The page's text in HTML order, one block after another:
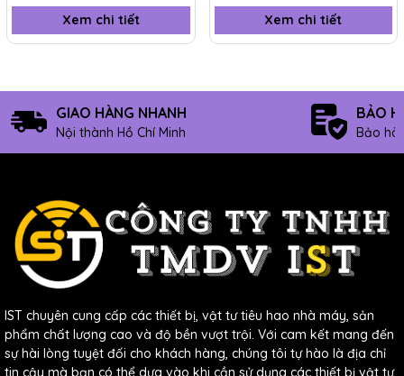
3.5. Màn hình to, hiển thị rõ ràng
Thiết kếmàn hình LCDlớn cho phép kết quả đo được
hiển thị rõ ràng. Thêm vào đó, màn hình còn có thể xoay
330 độvới chiều cao ký tự là
nhìn, dễ đọc kết quả và tránh gây nhầm lẫn.
Xem chi tiết Xem chi tiết
GIAO HÀNG NHANH
Nội thành Hồ Chí Minh
BẢO
Bảo
IST chuyên cung cấp các thiết bị, vật tư tiêu hao nhà máy, sản
phẩm chất lượng cao và độ bền vượt trội. Với cam kết mang đến
sự hài lòng tuyệt đối cho khách hàng, chúng tôi tự hào là địa chỉ
tin cậy mà bạn có thể dựa vào khi cần sử dụng các thiết bị vật tư